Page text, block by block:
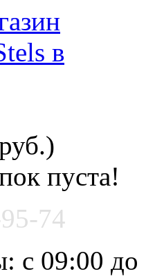
пуста!
74
с 09:00 до